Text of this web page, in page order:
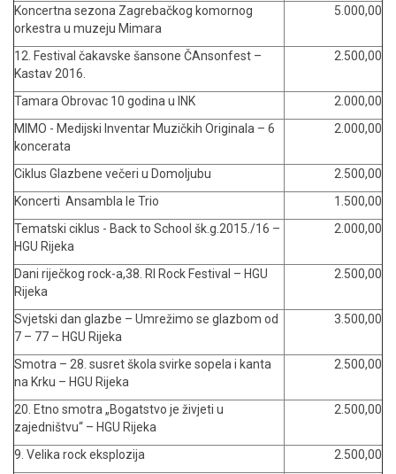
Koncertna sezona Zagrebačkog komornog
orkestra u muzeju Mimara
5.000,00
12. Festival čakavske šansone ČAnsonfest –
Kastav 2016.
2.500,00
Tamara Obrovac 10 godina u INK
2.000,00
MIMO - Medijski Inventar Muzičkih Originala – 6
koncerata
2.000,00
Ciklus Glazbene večeri u Domoljubu
2.500,00
Koncerti Ansambla le Trio
1.500,00
Tematski ciklus - Back to School šk.g.2015./16 –
HGU Rijeka
2.000,00
Dani riječkog rock-a,38. RI Rock Festival – HGU
Rijeka
2.500,00
Svjetski dan glazbe – Umrežimo se glazbom od
7 – 77 – HGU Rijeka
3.500,00
Smotra – 28. susret škola svirke sopela i kanta
na Krku – HGU Rijeka
2.500,00
20. Etno smotra „Bogatstvo je živjeti u
zajedništvu“ – HGU Rijeka
2.500,00
9. Velika rock eksplozija
2.500,00